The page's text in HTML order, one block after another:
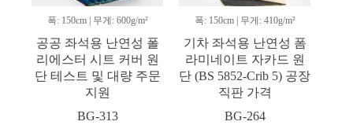
폭: 150cm | 무게: 600g/m²
공공 좌석용 난연성 폴
리에스터 시트 커버 원
단 테스트 및 대량 주문
지원
BG-313
폭: 150cm | 무게: 410g/m²
기차 좌석용 난연성 폼
라미네이트 자카드 원
단 (BS 5852-Crib 5) 공장
직판 가격
BG-264